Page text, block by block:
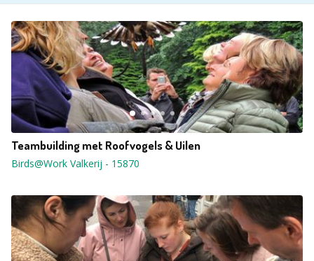
Teambuilding met Roofvogels & Uilen
Birds@Work Valkerij - 15870